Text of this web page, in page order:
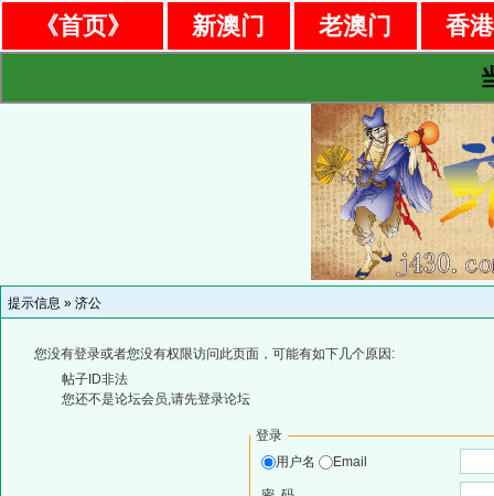
《首页》 新澳门 老澳门
香
提示信息 » 济公
您没有登录或者您没有权限访问此页面，可能有如下几个原因:
帖子ID非法
您还不是论坛会员,请先登录论坛
登录
用户名
Email